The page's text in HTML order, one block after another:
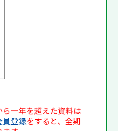
一年を超えた資料は
員登録をすると、全期